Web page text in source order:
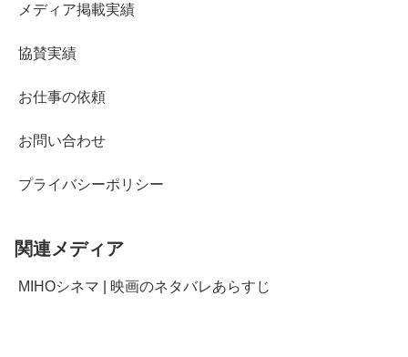
メディア掲載実績
協賛実績
お仕事の依頼
お問い合わせ
プライバシーポリシー
関連メディア
MIHOシネマ | 映画のネタバレあらすじ